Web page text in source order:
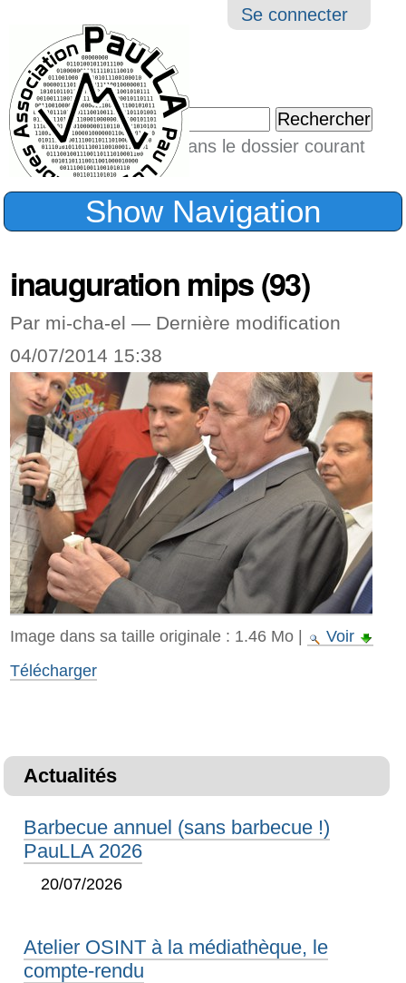
Outils
Se connecter
Chercher par
Seulement dans le dossier courant
Recherche
Show Navigation
inauguration mips (93)
Par mi-cha-el — Dernière modification
04/07/2014 15:38
Image dans sa taille originale : 1.46 Mo|
Voir
Télécharger
Actualités
Barbecue annuel (sans barbecue !)
PauLLA 2026
20/07/2026
Atelier OSINT à la médiathèque, le
compte-rendu